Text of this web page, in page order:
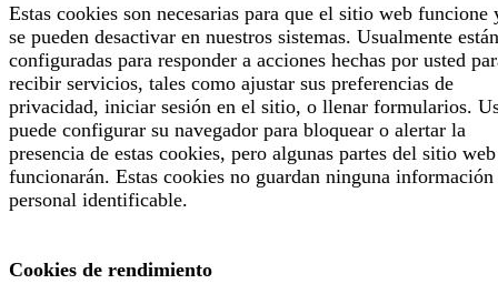
Estas cookies son necesarias para que el sitio web funcione
se pueden desactivar en nuestros sistemas. Usualmente están
configuradas para responder a acciones hechas por usted
recibir servicios, tales como ajustar sus preferencias de
privacidad, iniciar sesión en el sitio, o llenar formularios.
puede configurar su navegador para bloquear o alertar la
presencia de estas cookies, pero algunas partes del sitio
funcionarán. Estas cookies no guardan ninguna información
personal identificable.
Cookies de rendimiento